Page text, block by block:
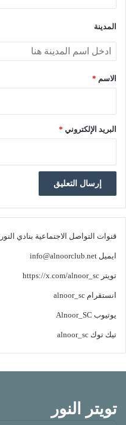
المدينة
الاسم *
البريد الإلكتروني *
قنوات التواصل الاجتماعية بنادي
ايميل info@alnoorclub.net
تويتر https://x.com/alnoor_sc
انستقرام alnoor_sc
يوتيوب Alnoor_SC
تيك توك alnoor_sc
تويتر النور